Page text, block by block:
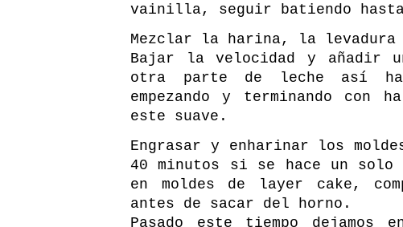
vainilla, seguir batiendo
Mezclar la harina, la
Bajar la velocidad y añadir
otra parte de leche así
empezando y terminando
este suave.
Engrasar y enharinar los
40 minutos si se hace un solo
en moldes de layer cake,
antes de sacar del horno.
Pasado este tiempo dejamos